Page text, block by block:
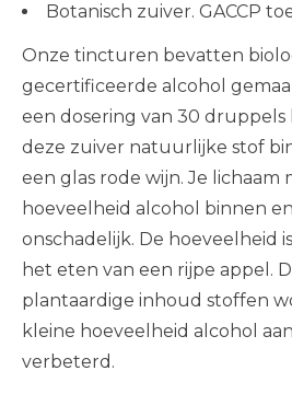
Botanisch zuiver. GACCP
Onze tincturen bevatten
gecertificeerde alcohol
een dosering van 30 druppels
deze zuiver natuurlijke stof
een glas rode wijn. Je lichaam
hoeveelheid alcohol binnen
onschadelijk. De hoeveelheid
het eten van een rijpe appel.
plantaardige inhoud stoffen
kleine hoeveelheid alcohol
verbeterd.